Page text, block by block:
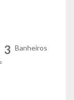
3 Banheiros